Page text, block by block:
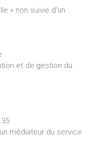
» non suivie d’un
et de gestion du
médiateur du service